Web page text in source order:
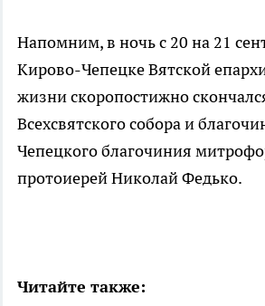
Напомним, в ночь с 20 на 21
Кирово-Чепецке Вятской
жизни скоропостижно
Всехсвятского собора и
Чепецкого благочиния
протоиерей Николай Федько.
Читайте также: